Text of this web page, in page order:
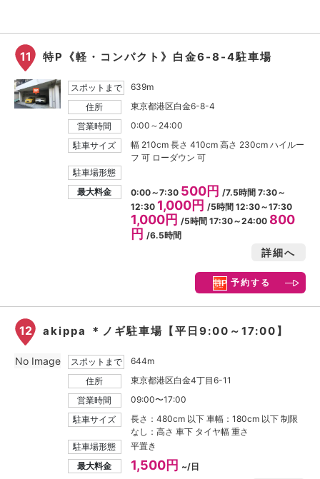
11 特P《軽・コンパクト》白金6-8-4駐車場
スポットまで
639m
住所
東京都港区白金6-8-4
営業時間
0:00～24:00
駐車サイズ
幅 210cm 長さ 410cm 高さ 230cm ハイルー
フ 可 ローダウン 可
駐車場形態
最大料金
0:00～7:30 500円/7.5時間 7:30～
12:30 1,000円/5時間 12:30～17:30
1,000円/5時間 17:30～24:00 800
円/6.5時間
詳細へ
予約する
12 akippa ＊ノギ駐車場【平日9:00～17:00】
スポットまで
644m
住所
東京都港区白金4丁目6-11
営業時間
09:00〜17:00
駐車サイズ
長さ：480cm 以下 車幅：180cm 以下 制限
なし：高さ 車下 タイヤ幅 重さ
駐車場形態
平置き
最大料金
1,500円 ~/日
No Image